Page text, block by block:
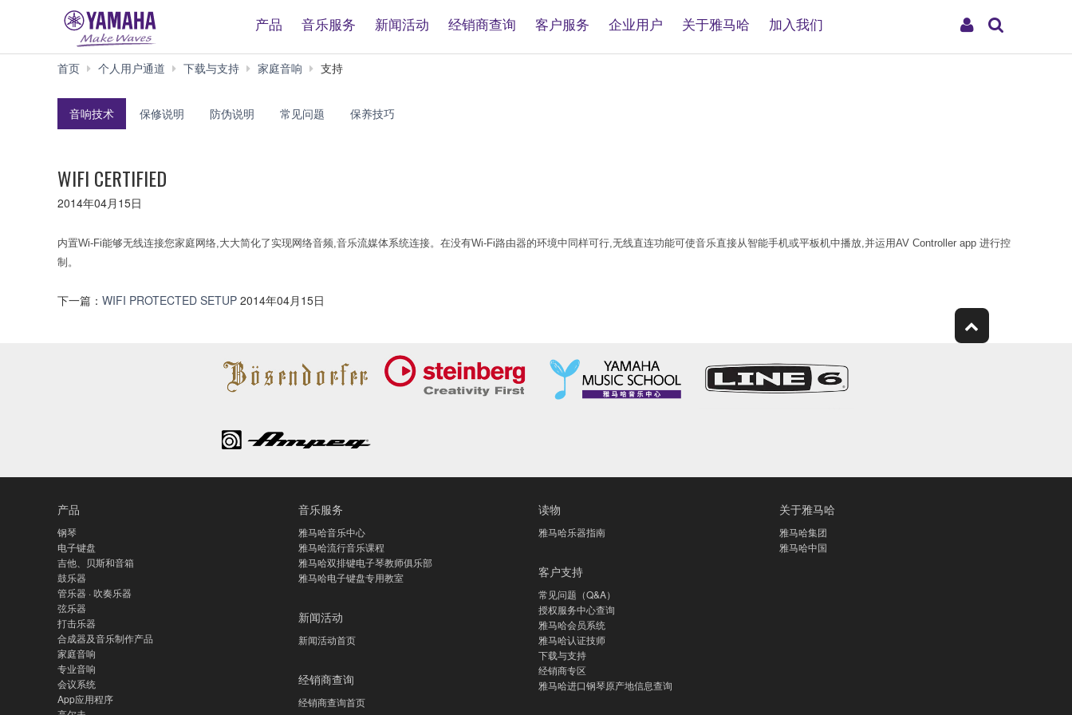
My
产品 音乐服务 新闻活动 经销商查询 客户服务 企业用户 关于雅马哈 加入我们
首页 个人用户通道 下载与支持 家庭音响 支持
音响技术 保修说明 防伪说明 常见问题 保养技巧
WIFI CERTIFIED
2014年04月15日
内置Wi-Fi能够无线连接您家庭网络,大大简化了实现网络音频,音乐流媒体系统连接。在没有Wi-Fi路由器的环境中同样可行,无线直连功能可使音乐直接从智能手机或平板机中播放,并运用AV Controller app 进行控
制。
下一篇： WIFI PROTECTED SETUP 2014年04月15日
产品
钢琴
电子键盘
吉他、贝斯和音箱
鼓乐器
管乐器 · 吹奏乐器
弦乐器
打击乐器
合成器及音乐制作产品
家庭音响
专业音响
会议系统
App应用程序
音乐服务
雅马哈音乐中心
雅马哈流行音乐课程
雅马哈双排键电子琴教师俱乐部
雅马哈电子键盘专用教室
新闻活动
新闻活动首页
经销商查询
经销商查询首页
读物
雅马哈乐器指南
客户支持
常见问题（Q&A）
授权服务中心查询
雅马哈会员系统
雅马哈认证技师
下载与支持
经销商专区
雅马哈进口钢琴原产地信息查询
关于雅马哈
雅马哈集团
雅马哈中国